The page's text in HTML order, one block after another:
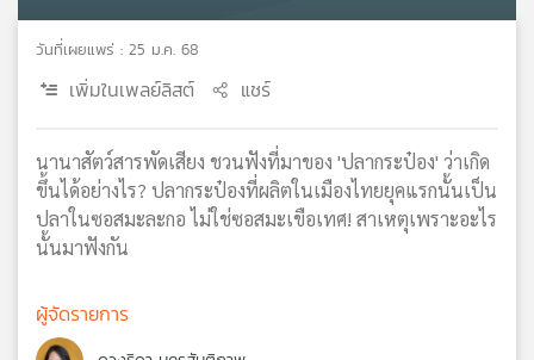
บี
เอส
วิทยุ
เครือ
ข่าย
วันที่เผยแพร่ : 25 ม.ค. 68
เพิ่มในเพลย์ลิสต์ แชร์
นานาสัตว์สารพัดเสียง ชวนฟังที่มาของ 'ปลากระป๋อง' ว่าเกิด
ขึ้นได้อย่างไร? ปลากระป๋องที่ผลิตในเมืองไทยยุคแรกนั้นเป็น
ปลาในซอสมะละกอ ไม่ใช่ซอสมะเขือเทศ! สาเหตุเพราะอะไร
นั้นมาฟังกัน
ผู้จัดรายการ